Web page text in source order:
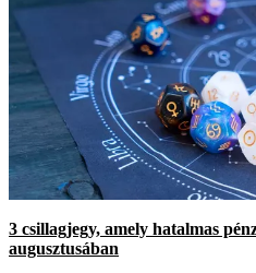
3 csillagjegy, amely hatalmas
augusztusában